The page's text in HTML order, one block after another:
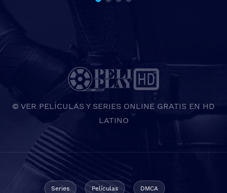
© VER PELÍCULAS Y SERIES ONLINE GRATIS EN HD
LATINO
Series Películas DMCA